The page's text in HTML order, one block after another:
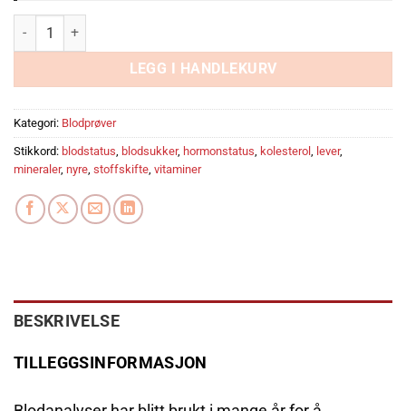
Idrettspakken antall
LEGG I HANDLEKURV
Kategori: Blodprøver
Stikkord: blodstatus blodsukker, hormonstatus kolesterol lever,
mineraler, nyre stoffskifte vitaminer
BESKRIVELSE
TILLEGGSINFORMASJON